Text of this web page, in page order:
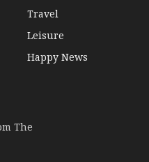
Travel
Leisure
Happy News
The